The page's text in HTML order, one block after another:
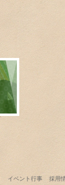
イベント行事 採用